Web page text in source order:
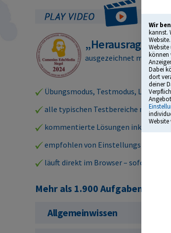
Wir
kannst.
können
Dabei
dort
deiner
ausgezeichnet mit dem
Übungsmodus, Testmodus,
alle typischen Testbereiche mit
kommentierte Lösungen inklusive
empfohlen von
läuft direkt im Browser – sofort
Mehr als 1.900 Aufgaben in ...
Allgemeinwissen